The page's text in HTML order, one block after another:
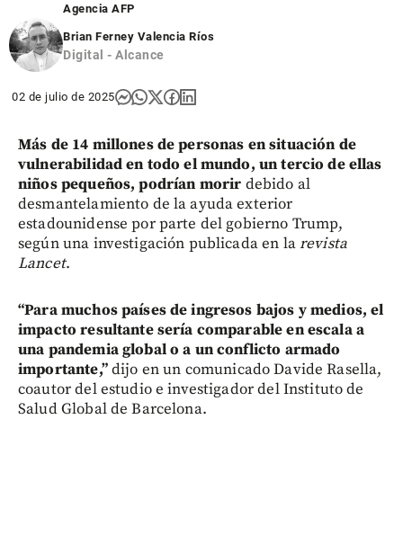
Agencia AFP
Brian Ferney Valencia Ríos
Digital - Alcance
02 de julio de 2025
Más de 14 millones de personas en situación de
vulnerabilidad en todo el mundo, un tercio de ellas
niños pequeños, podrían morir debido al
desmantelamiento de la ayuda exterior
estadounidense por parte del gobierno Trump,
según una investigación publicada en larevista
Lancet.
“Para muchos países de ingresos bajos y medios, el
impacto resultante sería comparable en escala a
una pandemia global o a un conflicto armado
importante,”dijo en un comunicado Davide Rasella,
coautor del estudio e investigador del Instituto de
Salud Global de Barcelona.